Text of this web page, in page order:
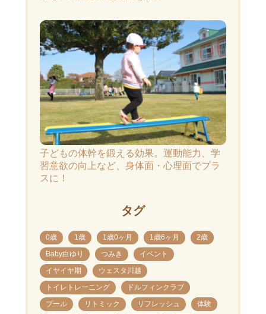
子どもの体幹を鍛える効果。運動能力、学
習意欲の向上など、身体面・心理面でプラ
スに！
タグ
0歳 1歳 1歳0ヶ月 1歳6ヶ月
2歳
Baby白ゆり
つみき
イベント
イヤイヤ期
ウェスタ川越
トイレトレーニング
ドルフィンクラブ
プール
リトミック リフレッシュ
体験